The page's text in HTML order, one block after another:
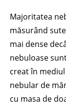
Majoritatea
măsurând
mai dense
nebuloase
creat în
nebular de
cu masa de